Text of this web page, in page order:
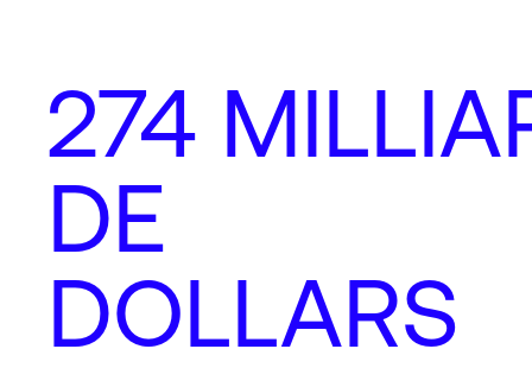
274
DE
DOLLARS